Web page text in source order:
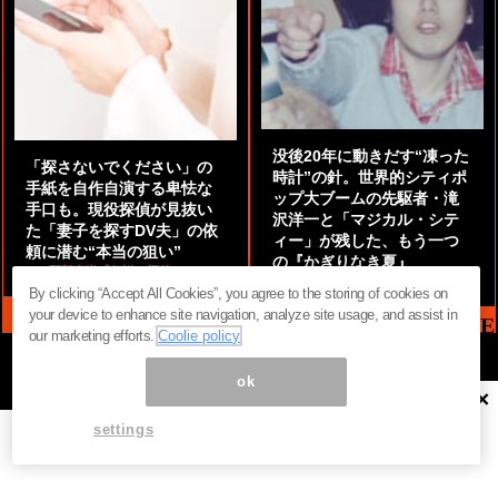
「探さないでください」の
手紙を自作自演する卑怯な
手口も。現役探偵が見抜い
た「妻子を探すDV夫」の依
頼に潜む“本当の狙い”
by 阿部泰尚『伝説の探偵』
没後20年に動きだす“凍った
時計”の針。世界的シティポ
ップ大ブームの先駆者・滝
沢洋一と「マジカル・シテ
ィー」が残した、もう一つ
の『かぎりなき夏』
MAG2 NEWS HEADLINE
ページ内の商標は全て商標権者に属します。無断転載を禁じます。 ©
まぐまぐ！
×
By clicking “Accept All Cookies”, you agree to the storing of cookies on
your device to enhance site navigation, analyze site usage, and assist in
our marketing efforts.Coolie policy
ok
settings